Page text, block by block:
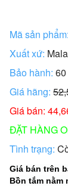
Mã sản phẩm:
Xuất xứ:
Bảo hành:
Giá hãng:
Giá bán:
ĐẶT HÀNG
Tình trạng:
Giá bán trên
Bồn tắm nằm